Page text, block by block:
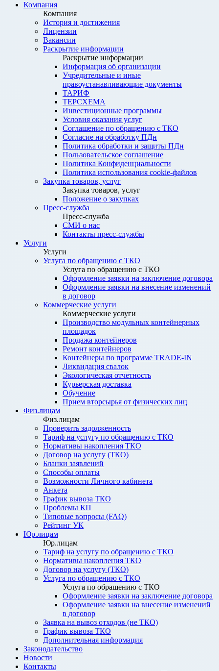
Компания
Компания
История и достижения
Лицензии
Вакансии
Раскрытие информации
Раскрытие информации
Информация об организации
Учредительные и иные
правоустанавливающие документы
ТАРИФ
ТЕРСХЕМА
Инвестиционные программы
Условия оказания услуг
Соглашение по обращению с ТКО
Согласие на обработку ПДн
Политика обработки и защиты ПДн
Пользовательское соглашение
Политика Конфиденциальности
Политика использования cookie-файлов
Закупка товаров, услуг
Закупка товаров, услуг
Положение о закупках
Пресс-служба
Пресс-служба
СМИ о нас
Контакты пресс-службы
Услуги
Услуги
Услуга по обращению с ТКО
Услуга по обращению с ТКО
Оформление заявки на заключение договора
Оформление заявки на внесение изменений
в договор
Коммерческие услуги
Коммерческие услуги
Производство модульных контейнерных
площадок
Продажа контейнеров
Ремонт контейнеров
Контейнеры по программе TRADE-IN
Ликвидация свалок
Экологическая отчетность
Курьерская доставка
Обучение
Прием вторсырья от физических лиц
Физ.лицам
Физ.лицам
Проверить задолженность
Тариф на услугу по обращению с ТКО
Нормативы накопления ТКО
Договор на услугу (ТКО)
Бланки заявлений
Способы оплаты
Возможности Личного кабинета
Анкета
График вывоза ТКО
Проблемы КП
Типовые вопросы (FAQ)
Рейтинг УК
Юр.лицам
Юр.лицам
Тариф на услугу по обращению с ТКО
Нормативы накопления ТКО
Договор на услугу (ТКО)
Услуга по обращению с ТКО
Услуга по обращению с ТКО
Оформление заявки на заключение договора
Оформление заявки на внесение изменений
в договор
Заявка на вывоз отходов (не ТКО)
График вывоза ТКО
Дополнительная информация
Законодательство
Новости
Контакты